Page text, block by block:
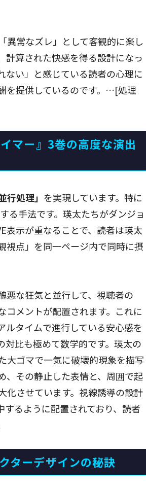
異常なズレ」として客観的に楽し
計算された快感を得る設計になっ
ない」と感じている読者の心理に
を提供しているのです。…[処理
マー』3巻の高度な演出
行処理」 を実現しています。特に
る手法です。瑛太たちがダンジョ
表示が重なることで、読者は瑛太
視点」を同一ページ内で同時に摂
悪な狂気と並行して、視聴者の
コメントが配置されます。これに
ルタイムで進行している安心感を
比も極めて数学的です。瑛太の
大ゴマで一気に破壊的現象を描写
、その静止した表情と、周囲で起
化させています。視線誘導の設計
るように配置されており、読者
ターデザインの秘訣